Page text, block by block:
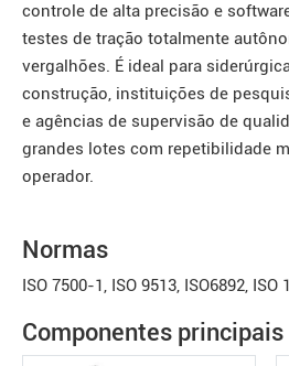
controle de alta precisão e
testes de tração totalmente
vergalhões. É ideal para
construção, instituições de
e agências de supervisão de
grandes lotes com repetibilidade
operador.
Normas
ISO 7500-1, ISO 9513, ISO6892,
Componentes principais